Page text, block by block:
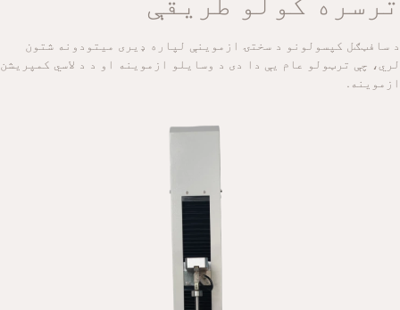
د سافټګل کپسولونو د سختۍ ازموینې لپاره ډیری میتودونه شتون
لري، چې ترټولو عام یې دا دی د وسایلو ازموینه او د د لاسي کمپریشن
ازموینه